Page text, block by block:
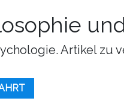
Artikel zu